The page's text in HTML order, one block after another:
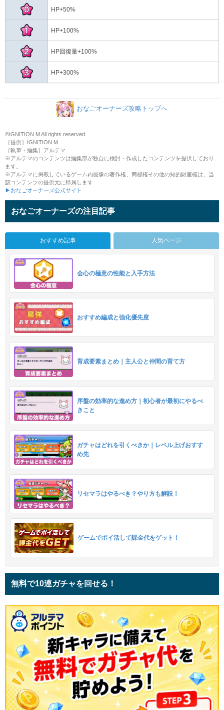
HP+300%
おなごオーナーズ攻略トップへ
©IGNITION M All rights reserved.
［提供］IGNITION M
［執筆・編集］アルテマ
※アルテマのコンテンツは編集部が独自に検討・作成したコンテンツを提供しており
ます。
※アルテマに掲載しているゲーム内画像の著作権、商標権その他の知的財産権は、当
該コンテンツの提供元に帰属します
▶おなごオーナーズ公式サイト
おなごオーナーズの注目記事
おすすめ記事 人気ページ
会心の極意の性能と入手方法
おすすめ編成と強化優先度
育成要素まとめ｜主人公と仲間の育て方
序盤の効率的な進め方｜初心者が最初にやるべ
きこと
ガチャはどれを引くべきか｜レベル上げおすす
め先
リセマラはやるべき？やり方も解説！
ゲームでポイ活して課金代をゲット！
無料で10連ガチャを回せる！